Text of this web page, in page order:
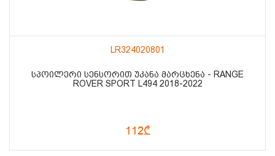
LR324020801
ᲡᲞᲝᲘᲚᲔᲠᲘ ᲡᲔᲜᲡᲝᲠᲘᲗ ᲣᲙᲐᲜᲐ ᲛᲐᲠᲪᲮᲔᲜᲐ - RANGE
ROVER SPORT L494 2018-2022
112₾